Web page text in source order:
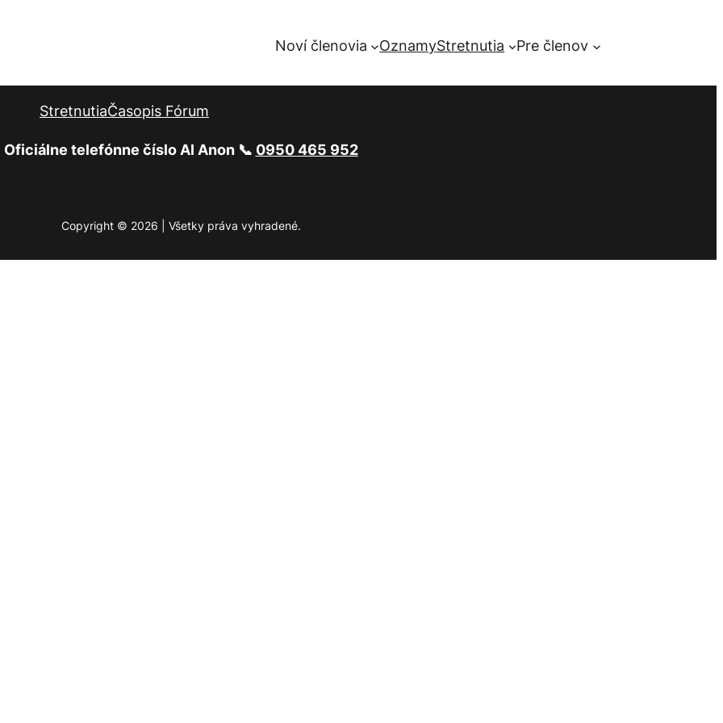
Noví členovia OznamyStretnutia Pre členov
StretnutiaČasopis Fórum
Oficiálne telefónne číslo Al Anon 📞 0950 465 952
Copyright © 2026 | Všetky práva vyhradené.